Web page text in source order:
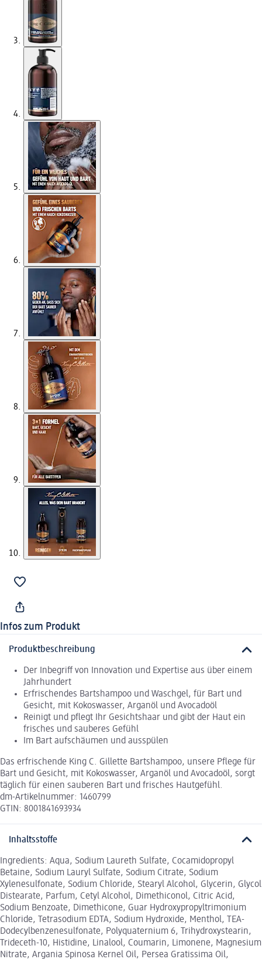
Infos zum Produkt
Produktbeschreibung
Der Inbegriff von Innovation und Expertise aus über einem
Jahrhundert
Erfrischendes Bartshampoo und Waschgel, für Bart und
Gesicht, mit Kokoswasser, Arganöl und Avocadoöl
Reinigt und pflegt Ihr Gesichtshaar und gibt der Haut ein
frisches und sauberes Gefühl
Im Bart aufschäumen und ausspülen
Das erfrischende King C. Gillette Bartshampoo, unsere Pflege für
Bart und Gesicht, mit Kokoswasser, Arganöl und Avocadoöl, sorgt
täglich für einen sauberen Bart und frisches Hautgefühl.
dm-Artikelnummer: 1460799
GTIN: 8001841693934
Inhaltsstoffe
Ingredients: Aqua, Sodium Laureth Sulfate, Cocamidopropyl
Betaine, Sodium Lauryl Sulfate, Sodium Citrate, Sodium
Xylenesulfonate, Sodium Chloride, Stearyl Alcohol, Glycerin, Glycol
Distearate, Parfum, Cetyl Alcohol, Dimethiconol, Citric Acid,
Sodium Benzoate, Dimethicone, Guar Hydroxypropyltrimonium
Chloride, Tetrasodium EDTA, Sodium Hydroxide, Menthol, TEA-
Dodecylbenzenesulfonate, Polyquaternium 6, Trihydroxystearin,
Trideceth-10, Histidine, Linalool, Coumarin, Limonene, Magnesium
Nitrate, Argania Spinosa Kernel Oil, Persea Gratissima Oil,